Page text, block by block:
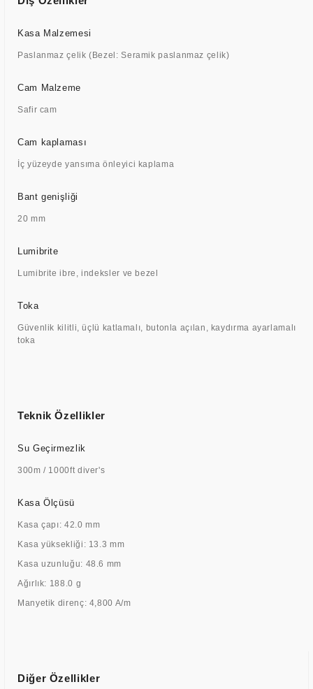
Kasa Malzemesi
Paslanmaz çelik (Bezel: Seramik paslanmaz çelik)
Cam Malzeme
Safir cam
Cam kaplaması
İç yüzeyde yansıma önleyici kaplama
Bant genişliği
20 mm
Lumibrite
Lumibrite ibre, indeksler ve bezel
Toka
Güvenlik kilitli, üçlü katlamalı, butonla açılan, kaydırma ayarlamalı
toka
Teknik Özellikler
Su Geçirmezlik
300m / 1000ft diver's
Kasa Ölçüsü
Kasa çapı: 42.0 mm
Kasa yüksekliği: 13.3 mm
Kasa uzunluğu: 48.6 mm
Ağırlık: 188.0 g
Manyetik direnç: 4,800 A/m
Diğer Özellikler